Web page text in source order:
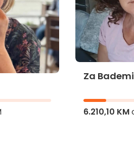
Za
6.210,10 KM